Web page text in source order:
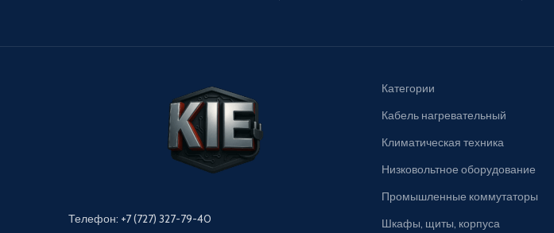
Телефон: +7 (727) 327-79-40
Категории
Кабель нагревательный
Климатическая техника
Низковольтное оборудование
Промышленные коммутаторы
Шкафы, щиты, корпуса